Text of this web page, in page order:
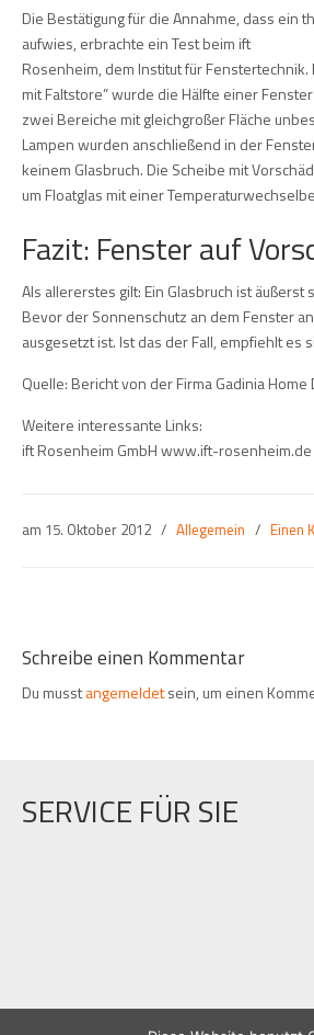
Die Bestätigung für die Annahme, dass ein
aufwies, erbrachte ein Test beim ift
Rosenheim, dem Institut für
mit Faltstore” wurde die Hälfte einer
zwei Bereiche mit gleichgroßer Fläche
Lampen wurden anschließend in der
keinem Glasbruch. Die Scheibe mit
um Floatglas mit einer
Fazit: Fenster auf
Als allererstes gilt: Ein Glasbruch ist
Bevor der Sonnenschutz an dem Fenster
ausgesetzt ist. Ist das der Fall, empfiehlt es
Quelle: Bericht von der Firma Gadinia Home
Weitere interessante Links:
ift Rosenheim GmbH www.ift-rosenheim.de
am 15. Oktober 2012 / Allegemein / Einen
Schreibe einen Kommentar
Du musstangemeldetsein, um einen
SERVICE FÜR SIE